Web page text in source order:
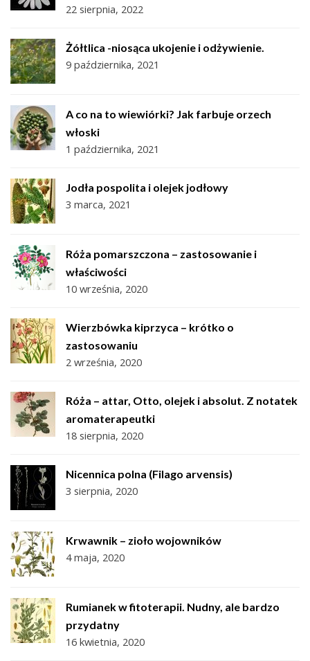
22 sierpnia, 2022
Żółtlica -niosąca ukojenie i odżywienie.
9 października, 2021
A co na to wiewiórki? Jak farbuje orzech
włoski
1 października, 2021
Jodła pospolita i olejek jodłowy
3 marca, 2021
Róża pomarszczona – zastosowanie i
właściwości
10 września, 2020
Wierzbówka kiprzyca – krótko o
zastosowaniu
2 września, 2020
Róża – attar, Otto, olejek i absolut. Z notatek
aromaterapeutki
18 sierpnia, 2020
Nicennica polna (Filago arvensis)
3 sierpnia, 2020
Krwawnik – zioło wojowników
4 maja, 2020
Rumianek w fitoterapii. Nudny, ale bardzo
przydatny
16 kwietnia, 2020